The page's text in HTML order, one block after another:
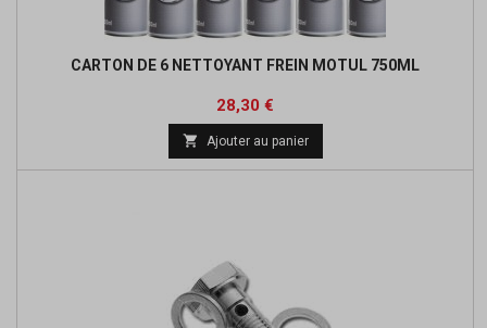
CARTON DE 6 NETTOYANT FREIN MOTUL 750ML
Prix
28,30 €
base
 Ajouter au panier